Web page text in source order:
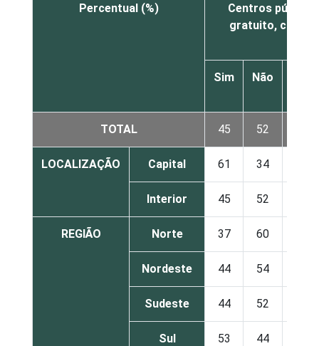
Percentual (%)
Centros
gratuito, como
Sim Não
TOTAL 45 52
LOCALIZAÇÃO Capital 61 34
Interior 45 52
REGIÃO Norte 37 60
Nordeste 44 54
Sudeste 44 52
Sul 53 44